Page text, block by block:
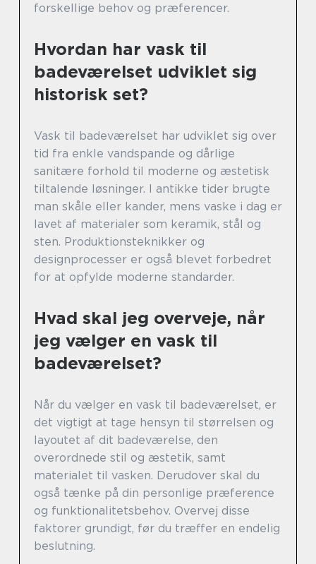
forskellige behov og præferencer.
Hvordan har vask til
badeværelset udviklet sig
historisk set?
Vask til badeværelset har udviklet sig over
tid fra enkle vandspande og dårlige
sanitære forhold til moderne og æstetisk
tiltalende løsninger. I antikke tider brugte
man skåle eller kander, mens vaske i dag er
lavet af materialer som keramik, stål og
sten. Produktionsteknikker og
designprocesser er også blevet forbedret
for at opfylde moderne standarder.
Hvad skal jeg overveje, når
jeg vælger en vask til
badeværelset?
Når du vælger en vask til badeværelset, er
det vigtigt at tage hensyn til størrelsen og
layoutet af dit badeværelse, den
overordnede stil og æstetik, samt
materialet til vasken. Derudover skal du
også tænke på din personlige præference
og funktionalitetsbehov. Overvej disse
faktorer grundigt, før du træffer en endelig
beslutning.